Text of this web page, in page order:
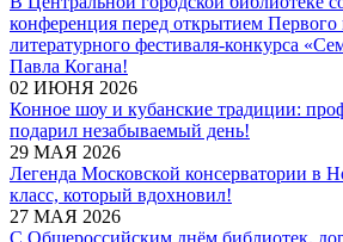
конференция перед открытием
литературного фестиваля-конкурса
Павла Когана!
02 ИЮНЯ 2026
Конное шоу и кубанские традиции:
подарил незабываемый день!
29 МАЯ 2026
Легенда Московской консерватории в
класс, который вдохновил!
27 МАЯ 2026
С Общероссийским днём библиотек,